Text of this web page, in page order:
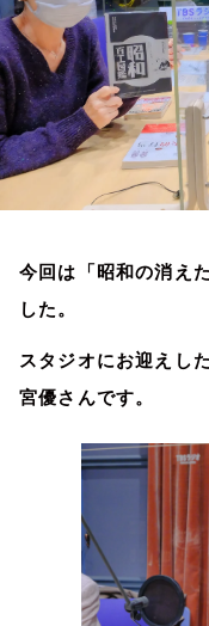
今回は「昭和の消え
した。
スタジオにお迎えし
宮優さんです。